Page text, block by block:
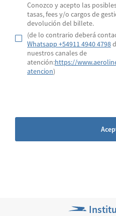
Conozco y acepto las
tasas, fees y/o cargos de
devolución del billete.
(de lo contrario deberá
Whatsapp +54911 4940 4798
nuestros canales de
atención:https://
atencion)